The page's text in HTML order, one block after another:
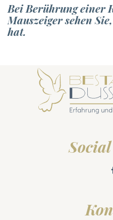
Bei Berührung einer
Mauszeiger sehen
hat.